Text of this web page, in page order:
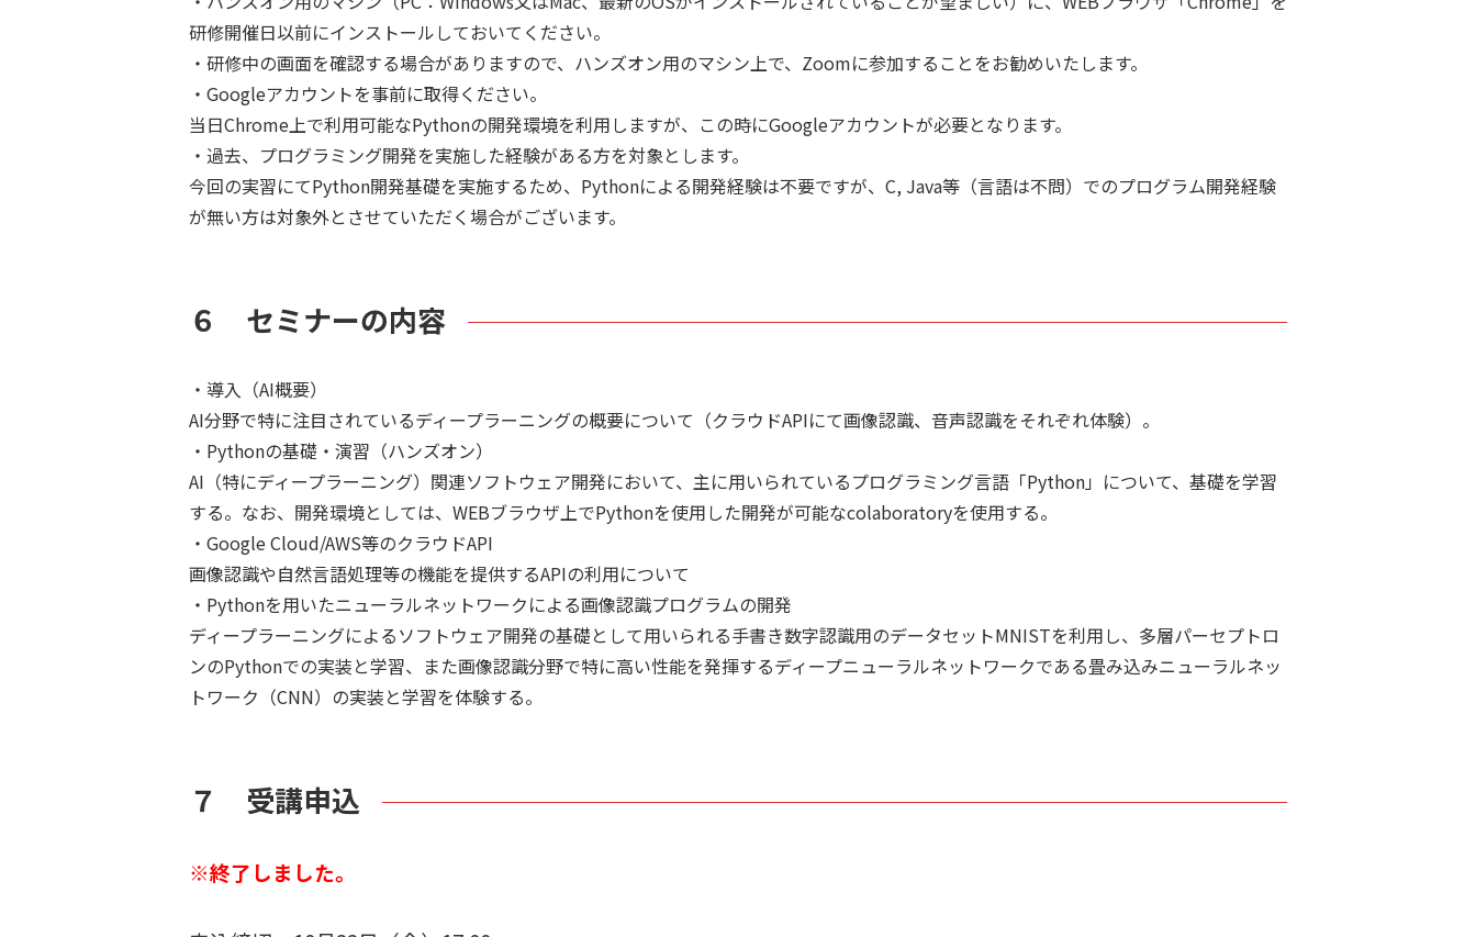
研修開催日以前にインストールしておいてください。
・研修中の画面を確認する場合がありますので、ハンズオン用のマシン上で、Zoomに参加することをお勧めいたします。
・Googleアカウントを事前に取得ください。
当日Chrome上で利用可能なPythonの開発環境を利用しますが、この時にGoogleアカウントが必要となります。
・過去、プログラミング開発を実施した経験がある方を対象とします。
今回の実習にてPython開発基礎を実施するため、Pythonによる開発経験は不要ですが、C, Java等（言語は不問）でのプログラム開発経験
が無い方は対象外とさせていただく場合がございます。
６ セミナーの内容
・導入（AI概要）
AI分野で特に注目されているディープラーニングの概要について（クラウドAPIにて画像認識、音声認識をそれぞれ体験）。
・Pythonの基礎・演習（ハンズオン）
AI（特にディープラーニング）関連ソフトウェア開発において、主に用いられているプログラミング言語「Python」について、基礎を学習
する。なお、開発環境としては、WEBブラウザ上でPythonを使用した開発が可能なcolaboratoryを使用する。
・Google Cloud/AWS等のクラウドAPI
画像認識や自然言語処理等の機能を提供するAPIの利用について
・Pythonを用いたニューラルネットワークによる画像認識プログラムの開発
ディープラーニングによるソフトウェア開発の基礎として用いられる手書き数字認識用のデータセットMNISTを利用し、多層パーセプトロ
ンのPythonでの実装と学習、また画像認識分野で特に高い性能を発揮するディープニューラルネットワークである畳み込みニューラルネッ
トワーク（CNN）の実装と学習を体験する。
７ 受講申込
※終了しました。